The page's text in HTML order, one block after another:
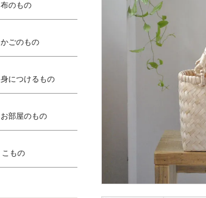
布のもの
かごのもの
身につけるもの
お部屋のもの
こもの